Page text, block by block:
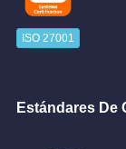
ISO 27001
Estándares De